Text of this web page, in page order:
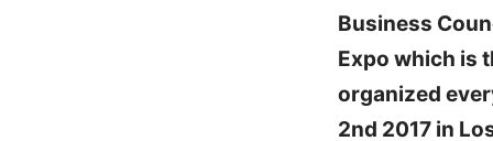
Business
Expo which is
organized
2nd 2017 in